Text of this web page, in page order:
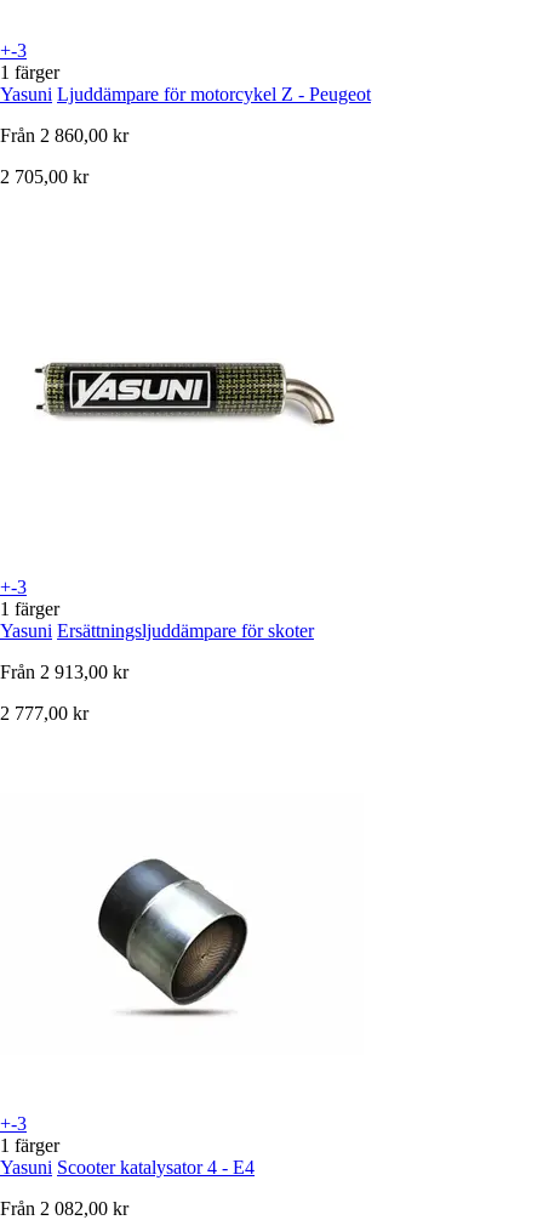
+-3
1 färger
Yasuni Ljuddämpare för motorcykel Z - Peugeot
Från 2 860,00 kr
2 705,00 kr
+-3
1 färger
Yasuni Ersättningsljuddämpare för skoter
Från 2 913,00 kr
2 777,00 kr
+-3
1 färger
Yasuni Scooter katalysator 4 - E4
Från 2 082,00 kr